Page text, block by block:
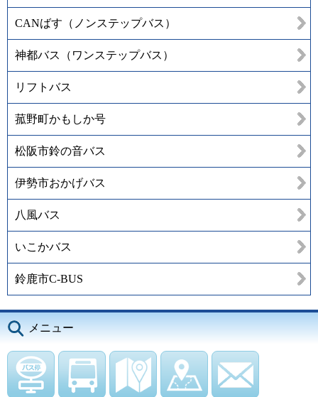
CANばす（ノンステップバス）
神都バス（ワンステップバス）
リフトバス
菰野町かもしか号
松阪市鈴の音バス
伊勢市おかげバス
八風バス
いこかバス
鈴鹿市C-BUS
メニュー